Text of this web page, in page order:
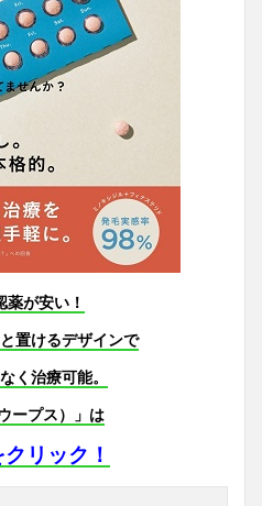
薬が安い！
置けるデザインで
く治療可能。
ープス）」は
リック！